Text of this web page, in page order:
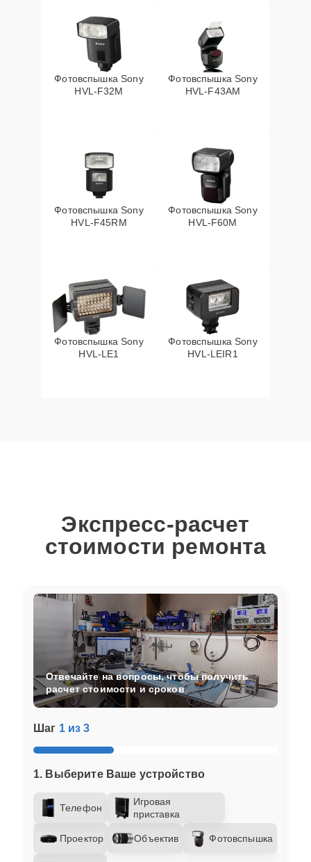
Фотовспышка Sony
HVL-F32M
Фотовспышка Sony
HVL-F43AM
Фотовспышка Sony
HVL-F45RM
Фотовспышка Sony
HVL-F60M
Фотовспышка Sony
HVL-LE1
Фотовспышка Sony
HVL-LEIR1
Экспресс-расчет
стоимости ремонта
Шаг 1 из 3
1. Выберите Ваше устройство
Телефон
Игровая
приставка
Проектор Объектив Фотовспышка
Отвечайте на вопросы, чтобы получить
расчет стоимости и сроков